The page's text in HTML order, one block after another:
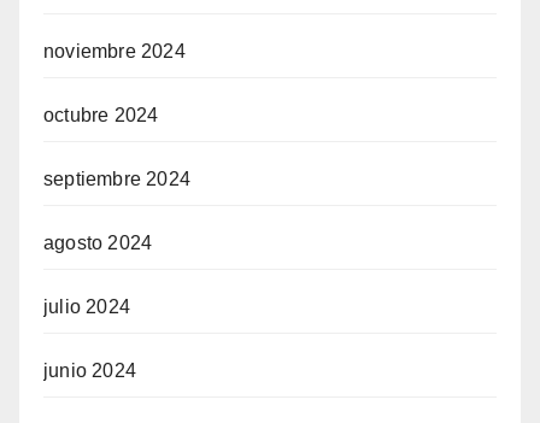
noviembre 2024
octubre 2024
septiembre 2024
agosto 2024
julio 2024
junio 2024